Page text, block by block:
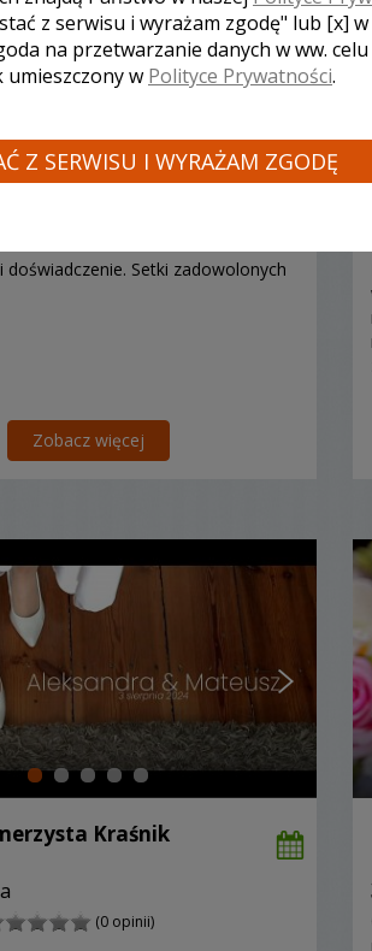
doświadczenie. Setki zadowolonych
Zobacz więcej
Kraśnik
(0 opinii)
z serwisu i wyrażam zgodę" lub [x]
na przetwarzanie danych w ww.
w Polityce Prywatności.
Z SERWISU I WYRAŻAM ZGODĘ